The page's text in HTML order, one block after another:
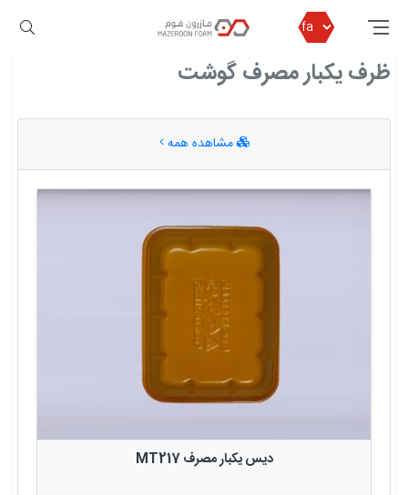
مازرون فوم ظرف یکبار مصرف گوشت
ظرف یکبار مصرف گوشت
مشاهده همه
دیس یکبار مصرف MT217